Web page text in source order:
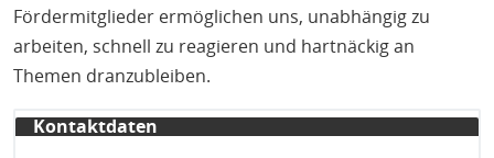
Fördermitglieder ermöglichen uns, unabhängig zu
arbeiten, schnell zu reagieren und hartnäckig an
Themen dranzubleiben.
Kontaktdaten